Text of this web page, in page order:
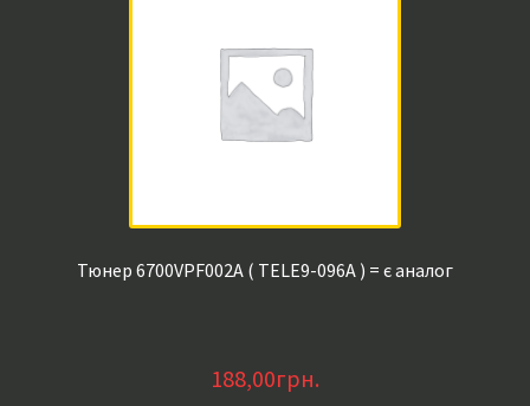
Тюнер 6700VPF002A ( TELE9-096A ) = є аналог
188,00грн.